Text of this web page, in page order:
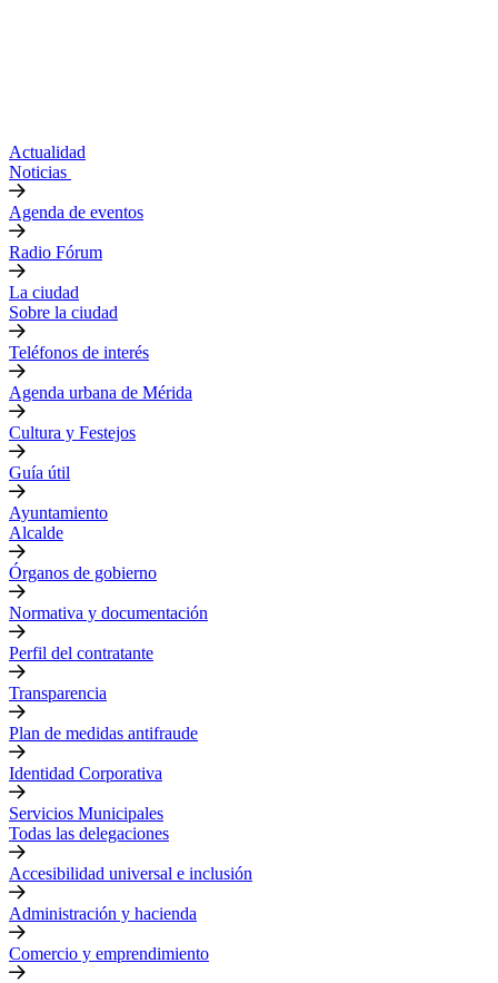
Actualidad
Noticias
Agenda de eventos
Radio Fórum
La ciudad
Sobre la ciudad
Teléfonos de interés
Agenda urbana de Mérida
Cultura y Festejos
Guía útil
Ayuntamiento
Alcalde
Órganos de gobierno
Normativa y documentación
Perfil del contratante
Transparencia
Plan de medidas antifraude
Identidad Corporativa
Servicios Municipales
Todas las delegaciones
Accesibilidad universal e inclusión
Administración y hacienda
Comercio y emprendimiento